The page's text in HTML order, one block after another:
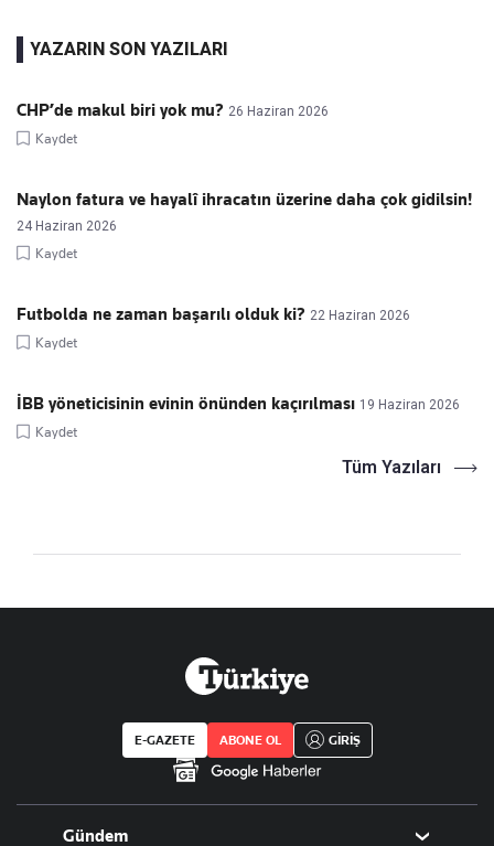
YAZARIN SON YAZILARI
CHP’de makul biri yok mu? 26 Haziran 2026
Kaydet
Naylon fatura ve hayalî ihracatın üzerine daha çok gidilsin!
24 Haziran 2026
Kaydet
Futbolda ne zaman başarılı olduk ki? 22 Haziran 2026
Kaydet
İBB yöneticisinin evinin önünden kaçırılması 19 Haziran 2026
Kaydet
Tüm Yazıları
E-GAZETE ABONE OL GİRİŞ
Gündem